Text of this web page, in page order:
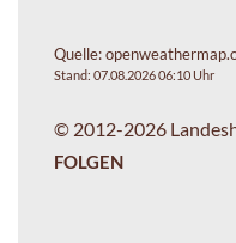
Quelle:
Stand: 07.08.2026 06:10 Uhr
© 2012-2026
FOLGEN